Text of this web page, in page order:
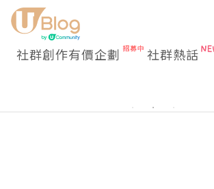
社群創作有價企劃 社群熱話